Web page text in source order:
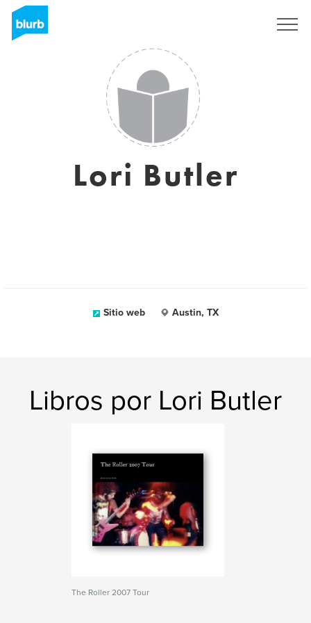
Lori Butler
Sitio web Austin, TX
Libros por Lori Butler
The Roller 2007 Tour